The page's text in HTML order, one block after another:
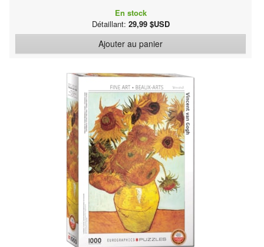
En stock
Détaillant: 29,99 $USD
Ajouter au panier